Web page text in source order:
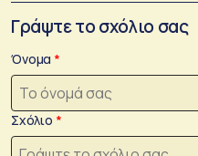
Γράψτε το σχόλιο σας
Όνομα
Σχόλιο